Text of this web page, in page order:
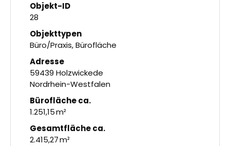
Objekt-ID
28
Objekttypen
Büro/Praxis, Bürofläche
Adresse
59439 Holzwickede
Nordrhein-Westfalen
Bürofläche ca.
1.251,15 m²
Gesamtfläche ca.
2.415,27 m²